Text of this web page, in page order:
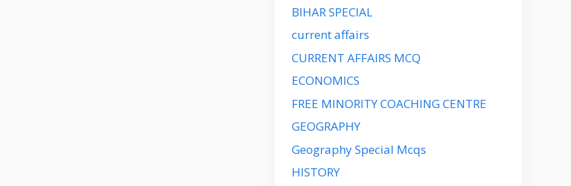
BIHAR SPECIAL
current affairs
CURRENT AFFAIRS MCQ
ECONOMICS
FREE MINORITY COACHING CENTRE
GEOGRAPHY
Geography Special Mcqs
HISTORY